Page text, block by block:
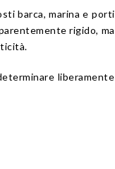
barca, marina e porti
rigido, ma
liberamente